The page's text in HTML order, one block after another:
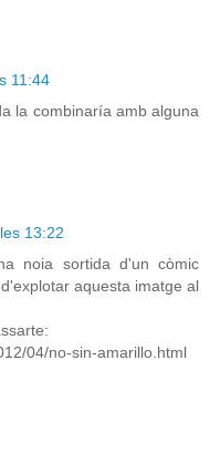
11:44
la combinaría amb alguna
13:22
noia sortida d'un còmic
aquesta imatge al
04/no-sin-amarillo.html